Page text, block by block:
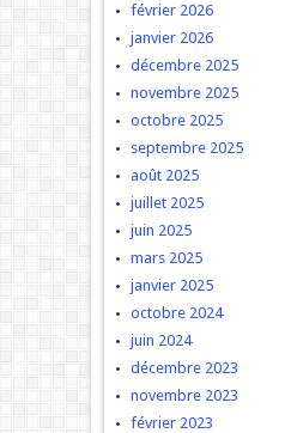
février 2026
janvier 2026
décembre 2025
novembre 2025
octobre 2025
septembre 2025
août 2025
juillet 2025
juin 2025
mars 2025
janvier 2025
octobre 2024
juin 2024
décembre 2023
novembre 2023
février 2023